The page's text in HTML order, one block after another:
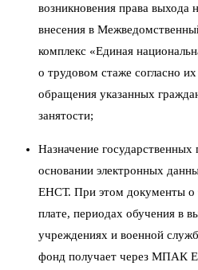
возникновения права выхода
внесения в
комплекс «Единая
о трудовом стаже согласно
обращения указанных
занятости;
Назначение государственных
основании электронных
ЕНСТ. При этом документы о
плате, периодах обучения в
учреждениях и военной
фонд получает через МПАК